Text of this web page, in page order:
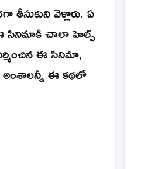
వెళ్లారు. ఏ
ఈ సినిమాకి చాలా హెల్ప్
ఈ సినిమా,
అంశాలన్నీ ఈ కథలో